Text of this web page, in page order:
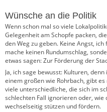
Wünsche an die Politik
Wenn schon mal so viele
Gelegenheit am Schopfe packen,
den Weg zu geben. Keine Angst,
mache keinen Rundumschlag,
etwas sagen: Zur Förderung der
Ja, ich sage bewusst: Kulturen,
einem großen wie Rohrbach, gibt es
viele unterschiedliche, die sich im
schlechten Fall ignorieren oder, wie
wechselseitig stützen und fördern.